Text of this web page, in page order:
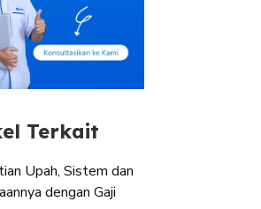
Terkait
Upah, Sistem dan
dengan Gaji